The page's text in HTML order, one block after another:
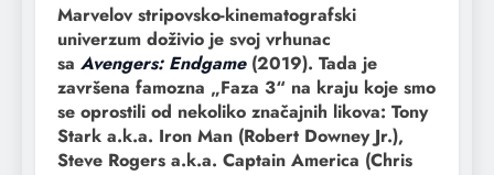
Marvelov stripovsko-kinematografski
univerzum doživio je svoj vrhunac
sa Avengers: Endgame (2019). Tada je
završena famozna „Faza 3“ na kraju koje smo
se oprostili od nekoliko značajnih likova: Tony
Stark a.k.a. Iron Man (Robert Downey Jr.),
Steve Rogers a.k.a. Captain America (Chris